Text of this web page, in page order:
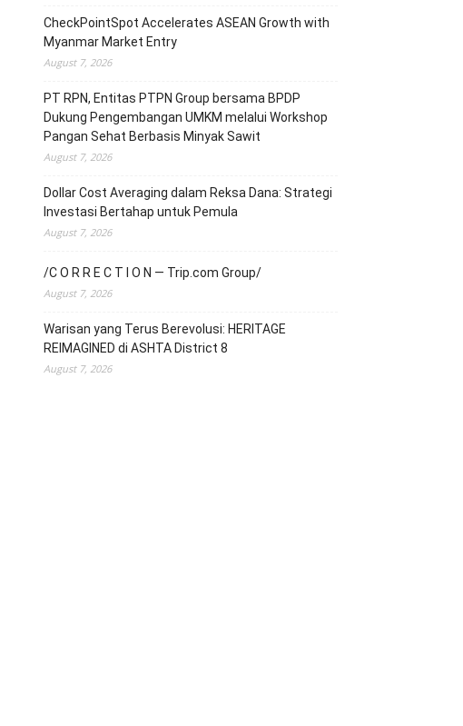
CheckPointSpot Accelerates ASEAN Growth with
Myanmar Market Entry
August 7, 2026
PT RPN, Entitas PTPN Group bersama BPDP
Dukung Pengembangan UMKM melalui Workshop
Pangan Sehat Berbasis Minyak Sawit
August 7, 2026
Dollar Cost Averaging dalam Reksa Dana: Strategi
Investasi Bertahap untuk Pemula
August 7, 2026
/C O R R E C T I O N — Trip.com Group/
August 7, 2026
Warisan yang Terus Berevolusi: HERITAGE
REIMAGINED di ASHTA District 8
August 7, 2026